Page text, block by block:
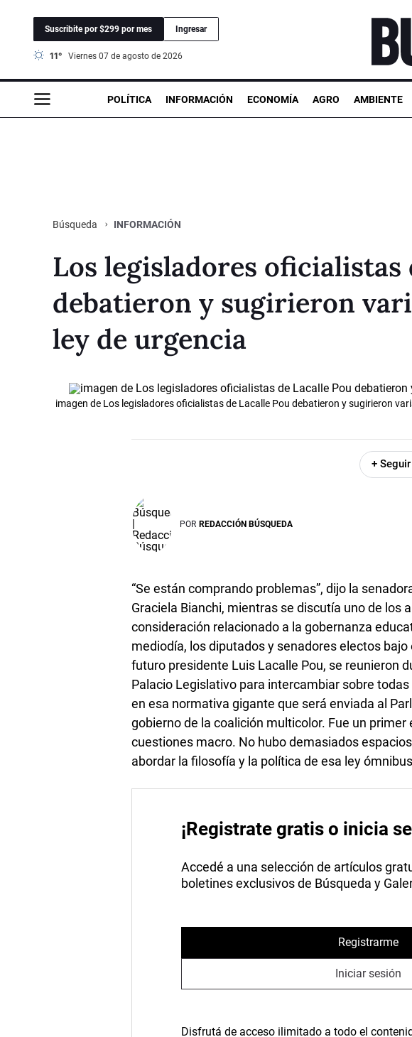
Suscribite por $299 por mes Ingresar
11° viernes 07 de agosto de 2026
POLÍTICA INFORMACIÓN ECONOMÍA AGRO AMBIENTE
Búsqueda INFORMACIÓN
Los legisladores oficialistas
debatieron y sugirieron
ley de urgencia
imagen de Los legisladores oficialistas de Lacalle Pou debatieron y sugirieron
+
POR REDACCIÓN BÚSQUEDA
“Se están comprando problemas”, dijo la
Graciela Bianchi, mientras se discutía uno de los
consideración relacionado a la gobernanza
mediodía, los diputados y senadores electos
futuro presidente Luis Lacalle Pou, se reunieron
Palacio Legislativo para intercambiar sobre
en esa normativa gigante que será enviada al
gobierno de la coalición multicolor. Fue un
cuestiones macro. No hubo demasiados
abordar la filosofía y la política de esa ley
¡Registrate gratis o inicia
Accedé a una selección de artículos
boletines exclusivos de Búsqueda y
Registrarme
Iniciar sesión
Disfrutá de acceso ilimitado a todo el